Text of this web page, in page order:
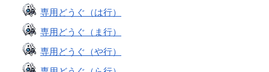
専用どうぐ（は行）
専用どうぐ（ま行）
専用どうぐ（や行）